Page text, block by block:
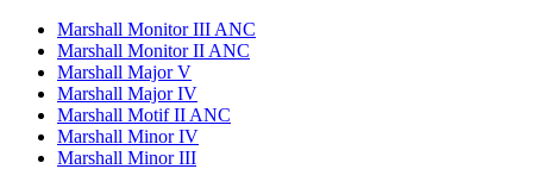
Marshall Monitor III ANC
Marshall Monitor II ANC
Marshall Major V
Marshall Major IV
Marshall Motif II ANC
Marshall Minor IV
Marshall Minor III